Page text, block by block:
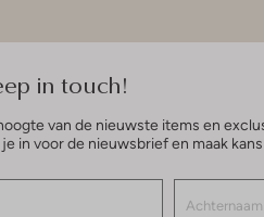
in touch!
van de nieuwste items en
in voor de nieuwsbrief en maak